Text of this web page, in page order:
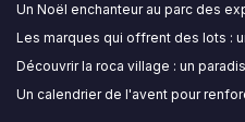
Un Noël enchanteur au parc des
Les marques qui offrent des lots :
Découvrir la roca village : un
Un calendrier de l'avent pour